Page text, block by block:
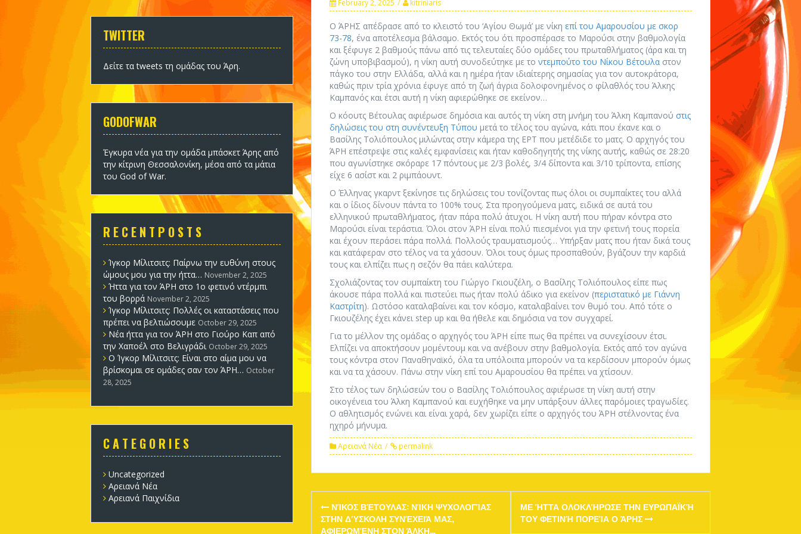
February 2, 2025 kitriniaris
Ο ΆΡΗΣ απέδρασε από το κλειστό του ‘Αγίου Θωμά’ με νίκη επί του Αμαρουσίου με σκορ
73-78, ένα αποτέλεσμα βάλσαμο. Εκτός του ότι προσπέρασε το Μαρούσι στην βαθμολογία
και ξέφυγε 2 βαθμούς πάνω από τις τελευταίες δύο ομάδες του πρωταθλήματος (άρα και τη
ζώνη υποβιβασμού), η νίκη αυτή συνοδεύτηκε με το ντεμπούτο του Νίκου Βέτουλα στον
πάγκο του στην Ελλάδα, αλλά και η ημέρα ήταν ιδιαίτερης σημασίας για τον αυτοκράτορα,
καθώς πριν τρία χρόνια έφυγε από τη ζωή άγρια δολοφονημένος ο φίλαθλός του Άλκης
Καμπανός και έτσι αυτή η νίκη αφιερώθηκε σε εκείνον…
Ο κόουτς Βέτουλας αφιέρωσε δημόσια και αυτός τη νίκη στη μνήμη του Άλκη Καμπανού στις
δηλώσεις του στη συνέντευξη Τύπου μετά το τέλος του αγώνα, κάτι που έκανε και ο
Βασίλης Τολιόπουλος μιλώντας στην κάμερα της ΕΡΤ που μετέδιδε το ματς. Ο αρχηγός του
ΆΡΗ επέστρεψε στις καλές εμφανίσεις και ήταν καθοδηγητής της νίκης αυτής, καθώς σε 28:20
που αγωνίστηκε σκόραρε 17 πόντους με 2/3 βολές, 3/4 δίποντα και 3/10 τρίποντα, επίσης
είχε 6 ασίστ και 2 ριμπάουντ.
Ο Έλληνας γκαρντ ξεκίνησε τις δηλώσεις του τονίζοντας πως όλοι οι συμπαίκτες του αλλά
και ο ίδιος δίνουν πάντα το 100% τους. Στα προηγούμενα ματς, ειδικά σε αυτά του
ελληνικού πρωταθλήματος, ήταν πάρα πολύ άτυχοι. Η νίκη αυτή που πήραν κόντρα στο
Μαρούσι είναι τεράστια. Όλοι στον ΆΡΗ είναι πολύ πιεσμένοι για την φετινή τους πορεία
και έχουν περάσει πάρα πολλά. Πολλούς τραυματισμούς… Υπήρξαν ματς που ήταν δικά τους
και κατάφεραν στο τέλος να τα χάσουν. Όλοι τους όμως προσπαθούν, βγάζουν την καρδιά
τους και ελπίζει πως η σεζόν θα πάει καλύτερα.
Σχολιάζοντας τον συμπαίκτη του Γιώργο Γκιουζέλη, ο Βασίλης Τολιόπουλος είπε πως
άκουσε πάρα πολλά και πιστεύει πως ήταν πολύ άδικο για εκείνον (περιστατικό με Γιάννη
Καστρίτη). Ωστόσο καταλαβαίνει και τον κόσμο, καταλαβαίνει τον θυμό του. Από τότε ο
Γκιουζέλης έχει κάνει step up και θα ήθελε και δημόσια να τον συγχαρεί.
Για το μέλλον της ομάδας ο αρχηγός του ΆΡΗ είπε πως θα πρέπει να συνεχίσουν έτσι.
Ελπίζει να αποκτήσουν μομέντουμ και να ανέβουν στην βαθμολογία. Εκτός από τον αγώνα
τους κόντρα στον Παναθηναϊκό, όλα τα υπόλοιπα μπορούν να τα κερδίσουν μπορούν όμως
και να τα χάσουν. Πάνω στην νίκη επί του Αμαρουσίου θα πρέπει να χτίσουν.
Στο τέλος των δηλώσεών του ο Βασίλης Τολιόπουλος αφιέρωσε τη νίκη αυτή στην
οικογένεια του Άλκη Καμπανού και ευχήθηκε να μην υπάρξουν άλλες παρόμοιες τραγωδίες.
Ο αθλητισμός ενώνει και είναι χαρά, δεν χωρίζει είπε ο αρχηγός του ΆΡΗ στέλνοντας ένα
ηχηρό μήνυμα.
Αρειανά Νέα permalink
Post
navigation
ΝΊΚΟΣ ΒΈΤΟΥΛΑΣ: ΝΊΚΗ ΨΥΧΟΛΟΓΊΑΣ
ΣΤΗΝ ΔΎΣΚΟΛΗ ΣΥΝΈΧΕΙΆ ΜΑΣ,
ΑΦΙΕΡΩΜΈΝΗ ΣΤΟΝ ΆΛΚΗ…
ΜΕ ΉΤΤΑ ΟΛΟΚΛΉΡΩΣΕ ΤΗΝ ΕΥΡΩΠΑΪΚΉ
ΤΟΥ ΦΕΤΙΝΉ ΠΟΡΕΊΑ Ο ΆΡΗΣ
TWITTER
Δείτε τα tweets τη ομάδας του Άρη.
GODOFWAR
Έγκυρα νέα για την ομάδα μπάσκετ Άρης από
την κίτρινη Θεσσαλονίκη, μέσα από τα μάτια
του God of War.
R E C E N T P O S T S
Ίγκορ Μίλιτσιτς: Παίρνω την ευθύνη στους
ώμους μου για την ήττα… November 2, 2025
Ήττα για τον ΆΡΗ στο 1ο φετινό ντέρμπι
του βορρά November 2, 2025
Ίγκορ Μίλιτσιτς: Πολλές οι καταστάσεις που
πρέπει να βελτιώσουμε October 29, 2025
Νέα ήττα για τον ΆΡΗ στο Γιούρο Καπ από
την Χαποέλ στο Βελιγράδι October 29, 2025
Ο Ίγκορ Μίλιτσιτς: Είναι στο αίμα μου να
βρίσκομαι σε ομάδες σαν τον ΆΡΗ… October
28, 2025
C A T E G O R I E S
Uncategorized
Αρειανά Νέα
Αρειανά Παιχνίδια